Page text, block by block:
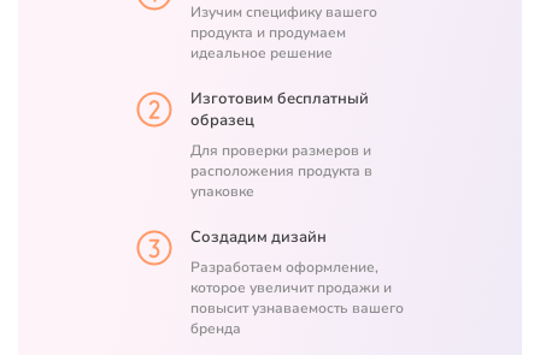
Изучим специфику вашего
продукта и продумаем
идеальное решение
Изготовим бесплатный
образец
Для проверки размеров и
расположения продукта в
упаковке
Создадим дизайн
Разработаем оформление,
которое увеличит продажи и
повысит узнаваемость вашего
бренда